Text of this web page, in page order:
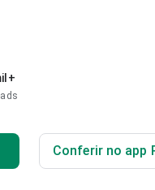
Conferir no app